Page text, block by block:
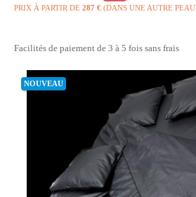
habituel
PRIX À PARTIR DE 287 € (DANS UNE AUTRE
Facilités de paiement de 3 à 5 fois sans frais
NOUVEAU